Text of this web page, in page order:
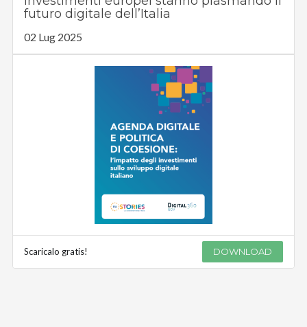
futuro digitale dell’Italia
02 Lug 2025
Scaricalo gratis! DOWNLOAD